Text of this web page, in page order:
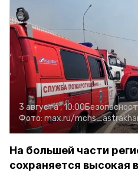
3 августа , 10:00
Фото: max.ru/
На большей части
сохраняется высокая